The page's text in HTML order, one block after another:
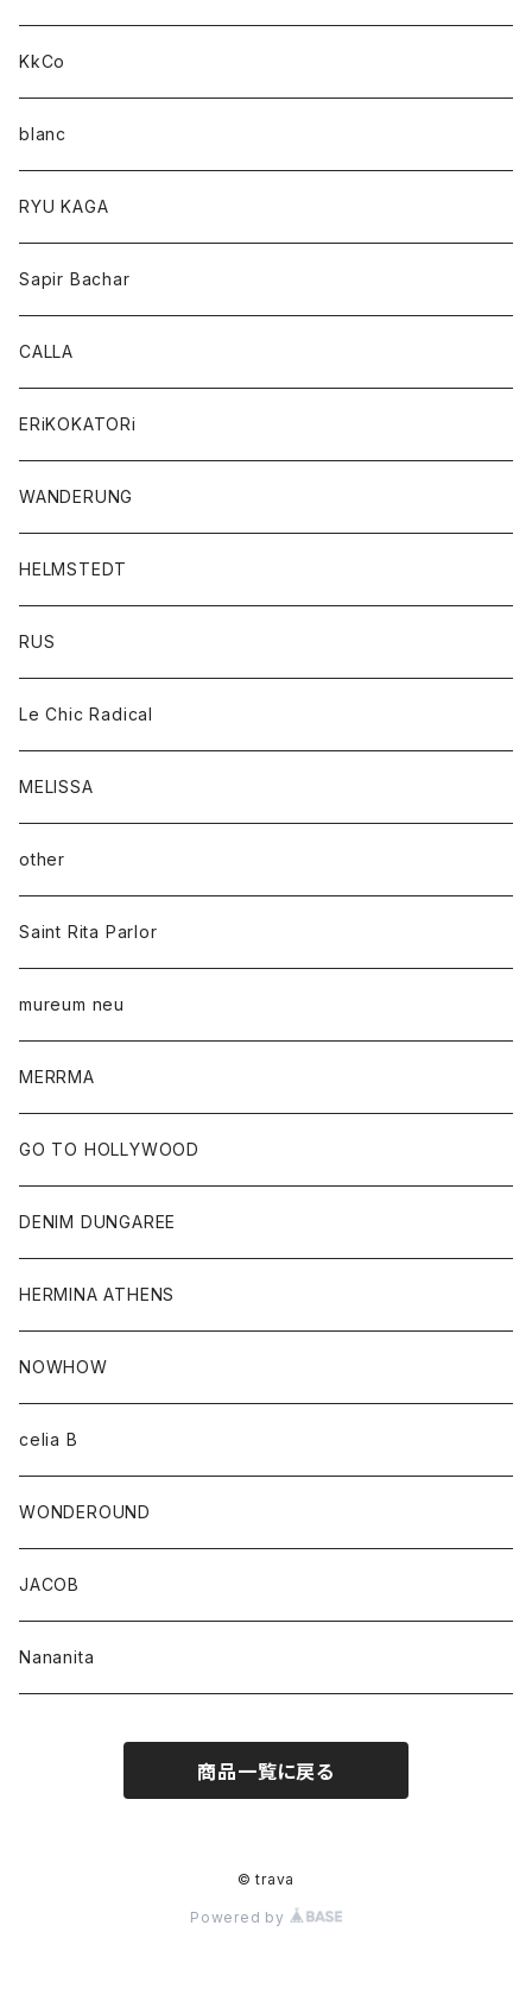
KkCo
blanc
RYU KAGA
Sapir Bachar
CALLA
ERiKOKATORi
WANDERUNG
HELMSTEDT
RUS
Le Chic Radical
MELISSA
other
Saint Rita Parlor
mureum neu
MERRMA
GO TO HOLLYWOOD
DENIM DUNGAREE
HERMINA ATHENS
NOWHOW
celia B
WONDEROUND
JACOB
Nananita
商品一覧に戻る
© trava
Powered by